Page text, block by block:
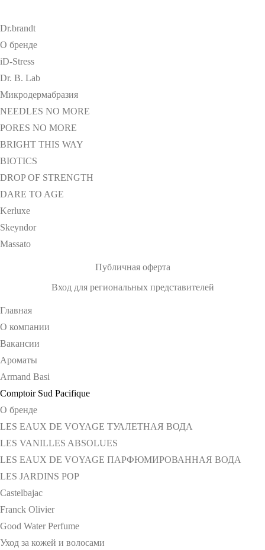
Dr.brandt
О бренде
iD-Stress
Dr. B. Lab
Микродермабразия
NEEDLES NO MORE
PORES NO MORE
BRIGHT THIS WAY
BIOTICS
DROP OF STRENGTH
DARE TO AGE
Kerluxe
Skeyndor
Massato
Публичная оферта
Вход для региональных представителей
Главная
О компании
Вакансии
Ароматы
Armand Basi
Comptoir Sud Pacifique
О бренде
LES EAUX DE VOYAGE ТУАЛЕТНАЯ ВОДА
LES VANILLES ABSOLUES
LES EAUX DE VOYAGE ПАРФЮМИРОВАННАЯ ВОДА
LES JARDINS POP
Castelbajac
Franck Olivier
Good Water Perfume
Уход за кожей и волосами